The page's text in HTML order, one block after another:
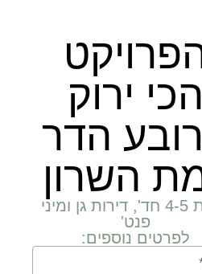
הכי ירוק
הדר
השרון
דירות 4-5 חד', דירות גן ומיני
פנט'
לפרטים נוספים: